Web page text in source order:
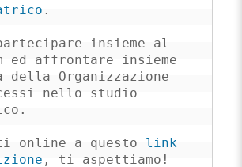
.
insieme al
ed affrontare insieme
Organizzazione
nello studio
online a questo link
, ti aspettiamo!